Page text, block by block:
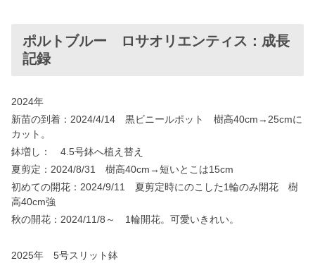
ポルトブルー ロサオリエンティス：成長
記録
2024年
新苗の到着：2024/4/14 黒ビニールポット 樹高40cm→25cmに
カット。
鉢増し： 4.5号鉢へ植え替え
夏剪定：2024/8/31 樹高40cm→短いとこは15cm
初めての開花：2024/9/11 夏剪定時にのこした1輪のみ開花 樹
高40cm強
秋の開花：2024/11/8～ 1輪開花。可愛いきれい。
2025年 5号スリット鉢